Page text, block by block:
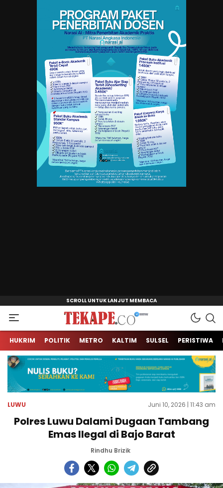
Tekape.co
Jendela Informasi Kita
HUKRIM POLITIK METRO KALTIM SULSEL PERISTIWA
LUWU Juni 10, 2026 | 11:43 am
Polres Luwu Dalami Dugaan Tambang
Emas Ilegal di Bajo Barat
Rindhu Brizik